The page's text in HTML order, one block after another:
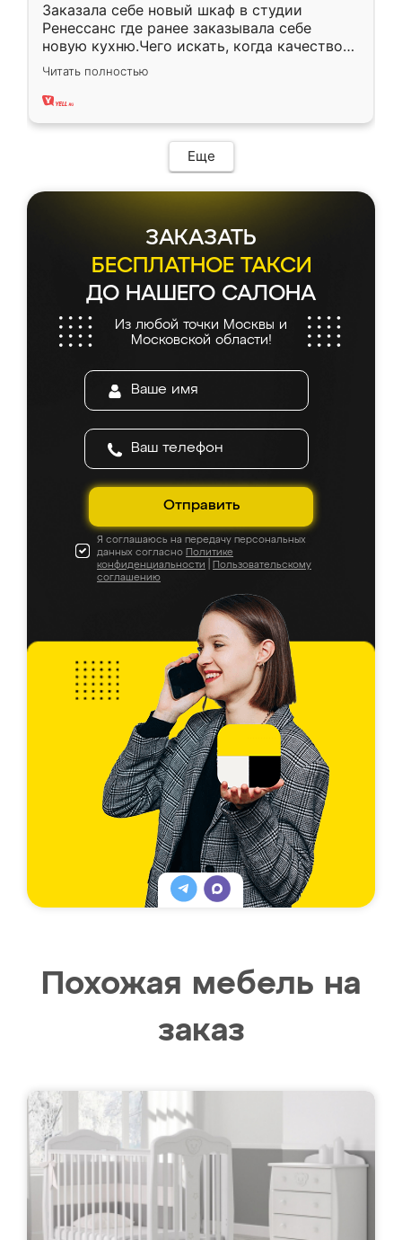
Заказала себе новый шкаф в студии
Ренессанс где ранее заказывала себе
новую кухню.Чего искать, когда качеством
вполне довольна. Служит кухня уже почти
два года, нареканий нет.
Читать полностью
Еще
ЗАКАЗАТЬ
БЕСПЛАТНОЕ ТАКСИ
ДО НАШЕГО САЛОНА
Из любой точки Москвы и
Московской области!
Отправить
Я соглашаюсь на передачу персональных
данных согласно Политике
конфиденциальности
Пользовательскому
соглашению
Похожая мебель на
заказ